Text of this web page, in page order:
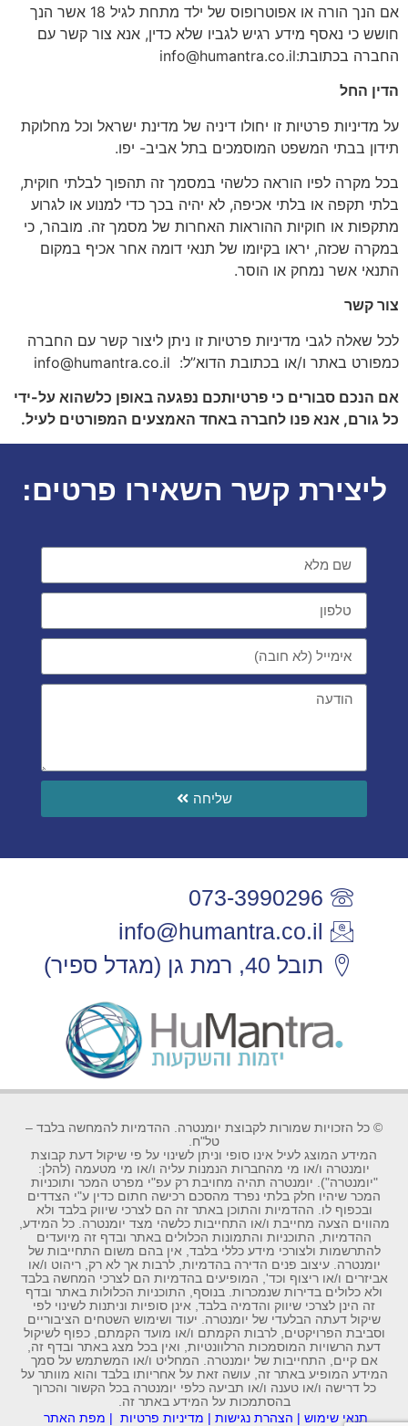
אם הנך הורה או אפוטרופוס של ילד מתחת לגיל 18 אשר הנך
חושש כי נאסף מידע רגיש לגביו שלא כדין, אנא צור קשר עם
החברה בכתובת:info@humantra.co.il
הדין החל
על מדיניות פרטיות זו יחולו דיניה של מדינת ישראל וכל מחלוקת
תידון בבתי המשפט המוסמכים בתל אביב- יפו.
בכל מקרה לפיו הוראה כלשהי במסמך זה תהפוך לבלתי חוקית,
בלתי תקפה או בלתי אכיפה, לא יהיה בכך כדי למנוע או לגרוע
מתקפות או חוקיות ההוראות האחרות של מסמך זה. מובהר, כי
במקרה שכזה, יראו בקיומו של תנאי דומה אחר אכיף במקום
התנאי אשר נמחק או הוסר.
צור קשר
לכל שאלה לגבי מדיניות פרטיות זו ניתן ליצור קשר עם החברה
כמפורט באתר ו/או בכתובת הדוא”ל: info@humantra.co.il
אם הנכם סבורים כי פרטיותכם נפגעה באופן כלשהוא על-ידי
כל גורם, אנא פנו לחברה באחד האמצעים המפורטים לעיל.
ליצירת קשר השאירו פרטים:
שליחה
073-3990296
info@humantra.co.il
תובל 40, רמת גן (מגדל ספיר)
© כל הזכויות שמורות לקבוצת יומנטרה. ההדמיות להמחשה בלבד –
טל"ח.
המידע המוצג לעיל אינו סופי וניתן לשינוי על פי שיקול דעת קבוצת
יומנטרה ו/או מי מהחברות הנמנות עליה ו/או מי מטעמה (להלן:
"יומנטרה"). יומנטרה תהיה מחויבת רק עפ"י מפרט המכר ותוכניות
המכר שיהיו חלק בלתי נפרד מהסכם רכישה חתום כדין ע"י הצדדים
ובכפוף לו. ההדמיות והתוכן באתר זה הם לצרכי שיווק בלבד ולא
מהווים הצעה מחייבת ו/או התחייבות כלשהי מצד יומנטרה. כל המידע,
ההדמיות, התוכניות והתמונות הכלולים באתר ובדף זה מיועדים
להתרשמות ולצורכי מידע כללי בלבד, אין בהם משום התחייבות של
יומנטרה. עיצוב פנים הדירה בהדמיות, לרבות אך לא רק, ריהוט ו/או
אביזרים ו/או ריצוף וכד', המופיעים בהדמיות הם לצרכי המחשה בלבד
ולא כלולים בדירות שנמכרות. בנוסף, התוכניות הכלולות באתר ובדף
זה הינן לצרכי שיווק והדמיה בלבד, אינן סופיות וניתנות לשינוי לפי
שיקול דעתה הבלעדי של יומנטרה. יעוד ושימוש השטחים הציבוריים
וסביבת הפרויקטים, לרבות הקמתם ו/או מועד הקמתם, כפוף לשיקול
דעת הרשויות המוסמכות הרלוונטיות, ואין בכל מצג באתר ובדף זה,
אם קיים, התחייבות של יומנטרה. המחליט ו/או המשתמש על סמך
המידע המופיע באתר זה, עושה זאת על אחריותו בלבד והוא מוותר על
כל דרישה ו/או טענה ו/או תביעה כלפי יומנטרה בכל הקשור והכרוך
בהסתמכות על המידע באתר זה.
תנאי שימוש | הצהרת נגישות | מדיניות פרטיות | מפת האתר